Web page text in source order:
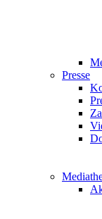
Presse